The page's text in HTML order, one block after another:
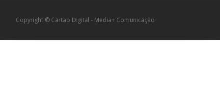
Copyright © Cartão Digital - Media+ Comunicação